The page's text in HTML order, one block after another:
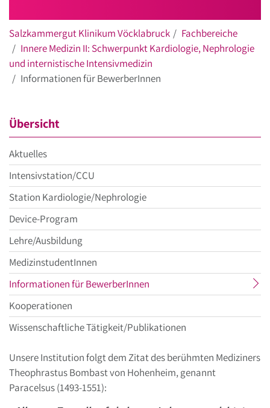
Salzkammergut Klinikum Vöcklabruck
Fachbereiche
Innere Medizin II: Schwerpunkt Kardiologie, Nephrologie
und internistische Intensivmedizin
Informationen für BewerberInnen
Übersicht
Aktuelles
Intensivstation/CCU
Station Kardiologie/Nephrologie
Device-Program
Lehre/Ausbildung
MedizinstudentInnen
Informationen für BewerberInnen
Menüpunkt
Kooperationen
Wissenschaftliche Tätigkeit/Publikationen
Unsere Institution folgt dem Zitat des berühmten Mediziners
Theophrastus Bombast von Hohenheim, genannt
Paracelsus (1493-1551):